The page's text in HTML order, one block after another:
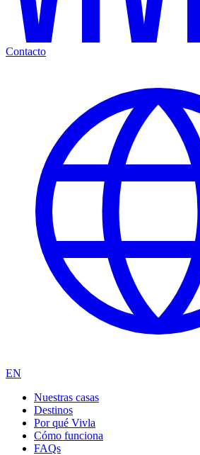
Contacto
EN
Nuestras casas
Destinos
Por qué Vivla
Cómo funciona
FAQs